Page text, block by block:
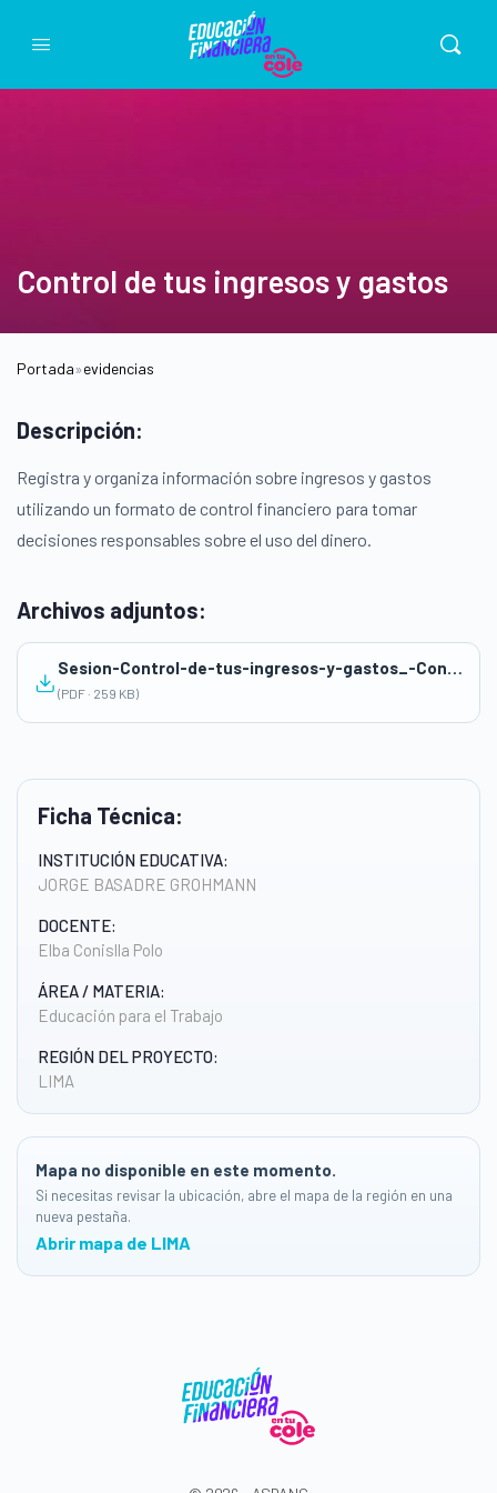
Control de tus ingresos y gastos
Portada»evidencias
Ficha Técnica:
INSTITUCIÓN EDUCATIVA:
JORGE BASADRE GROHMANN
DOCENTE:
Elba Conislla Polo
ÁREA / MATERIA:
Educación para el Trabajo
REGIÓN DEL PROYECTO:
LIMA
Mapa no disponible en este momento.
Si necesitas revisar la ubicación, abre el mapa de la región en una
nueva pestaña.
Abrir mapa de LIMA
Descripción:
Registra y organiza información sobre ingresos y gastos
utilizando un formato de control financiero para tomar
decisiones responsables sobre el uso del dinero.
Archivos adjuntos:
Sesion-Control-de-tus-ingresos-y-gastos_-Conislla
(PDF · 259 KB)